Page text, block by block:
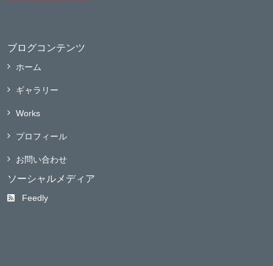
ブログコンテンツ
ホーム
ギャラリー
Works
プロフィール
お問い合わせ
ソーシャルメディア
Feedly